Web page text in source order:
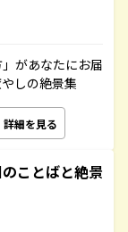
があなたにお届
しの絶景集
詳細を見る
ことばと絶景